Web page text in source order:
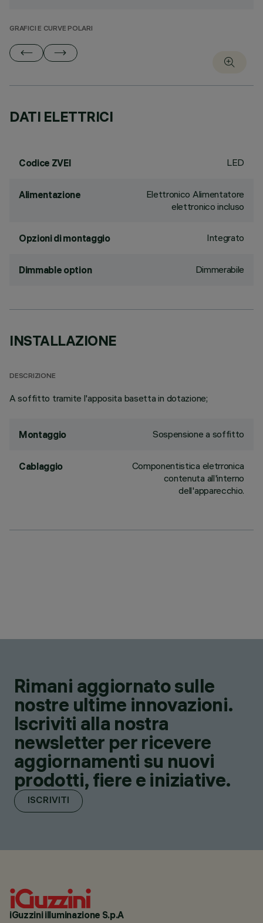
GRAFICI E CURVE POLARI
DATI ELETTRICI
Codice ZVEI LED
Alimentazione
Elettronico Alimentatore
elettronico incluso
Opzioni di montaggio Integrato
Dimmable option Dimmerabile
INSTALLAZIONE
DESCRIZIONE
A soffitto tramite l'apposita basetta in dotazione;
Montaggio Sospensione a soffitto
Cablaggio
Componentistica eletrronica
contenuta all'interno
dell'apparecchio.
Rimani aggiornato sulle
nostre ultime innovazioni.
Iscriviti alla nostra
newsletter per ricevere
aggiornamenti su nuovi
prodotti, fiere e iniziative.
ISCRIVITI
iGuzzini illuminazione S.p.A